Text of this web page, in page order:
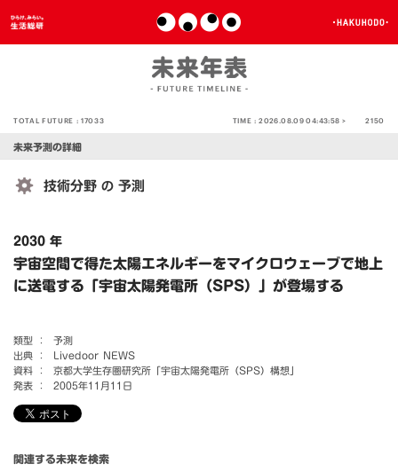
TOTAL FUTURE :17033 TIME :2026.08.09 04:43:58 > 2150
未来予測の詳細
技術分野 の 予測
2030 年
宇宙空間で得た太陽エネルギーをマイクロウェーブで地上
に送電する「宇宙太陽発電所（SPS）」が登場する
類型 ：
予測
出典 ：
Livedoor NEWS
資料 ：
京都大学生存圏研究所「宇宙太陽発電所（SPS）構想」
発表 ：
2005年11月11日
関連する未来を検索